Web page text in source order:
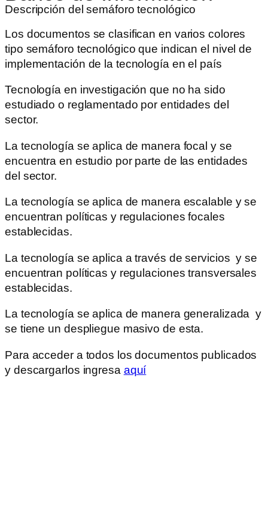
Descripción del semáforo tecnológico
Los documentos se clasifican en varios colores
tipo semáforo tecnológico que indican el nivel de
implementación de la tecnología en el país
Tecnología en investigación que no ha sido
estudiado o reglamentado por entidades del
sector.
La tecnología se aplica de manera focal y se
encuentra en estudio por parte de las entidades
del sector.
La tecnología se aplica de manera escalable y se
encuentran políticas y regulaciones focales
establecidas.
La tecnología se aplica a través de servicios y se
encuentran políticas y regulaciones transversales
establecidas.
La tecnología se aplica de manera generalizada y
se tiene un despliegue masivo de esta.
Para acceder a todos los documentos publicados
y descargarlos ingresa aquí